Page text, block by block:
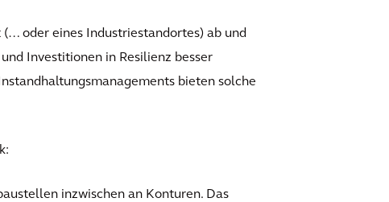
oder eines Industriestandortes) ab und
Investitionen in Resilienz besser
bieten solche
inzwischen an Konturen. Das